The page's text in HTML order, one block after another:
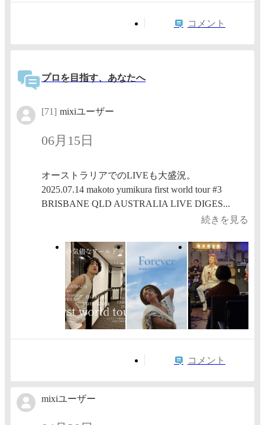
コメント
プロを目指す、あなたへ
[71] mixiユーザー
06月15日
オーストラリアでのLIVEも大盛況。
2025.07.14 makoto yumikura first world tour #3
BRISBANE QLD AUSTRALIA LIVE DIGES...
続きを見る
コメント
mixiユーザー